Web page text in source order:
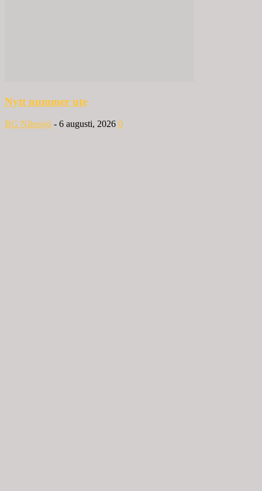
Nytt nummer ute
BG Nilensjö - 6 augusti, 2026 0